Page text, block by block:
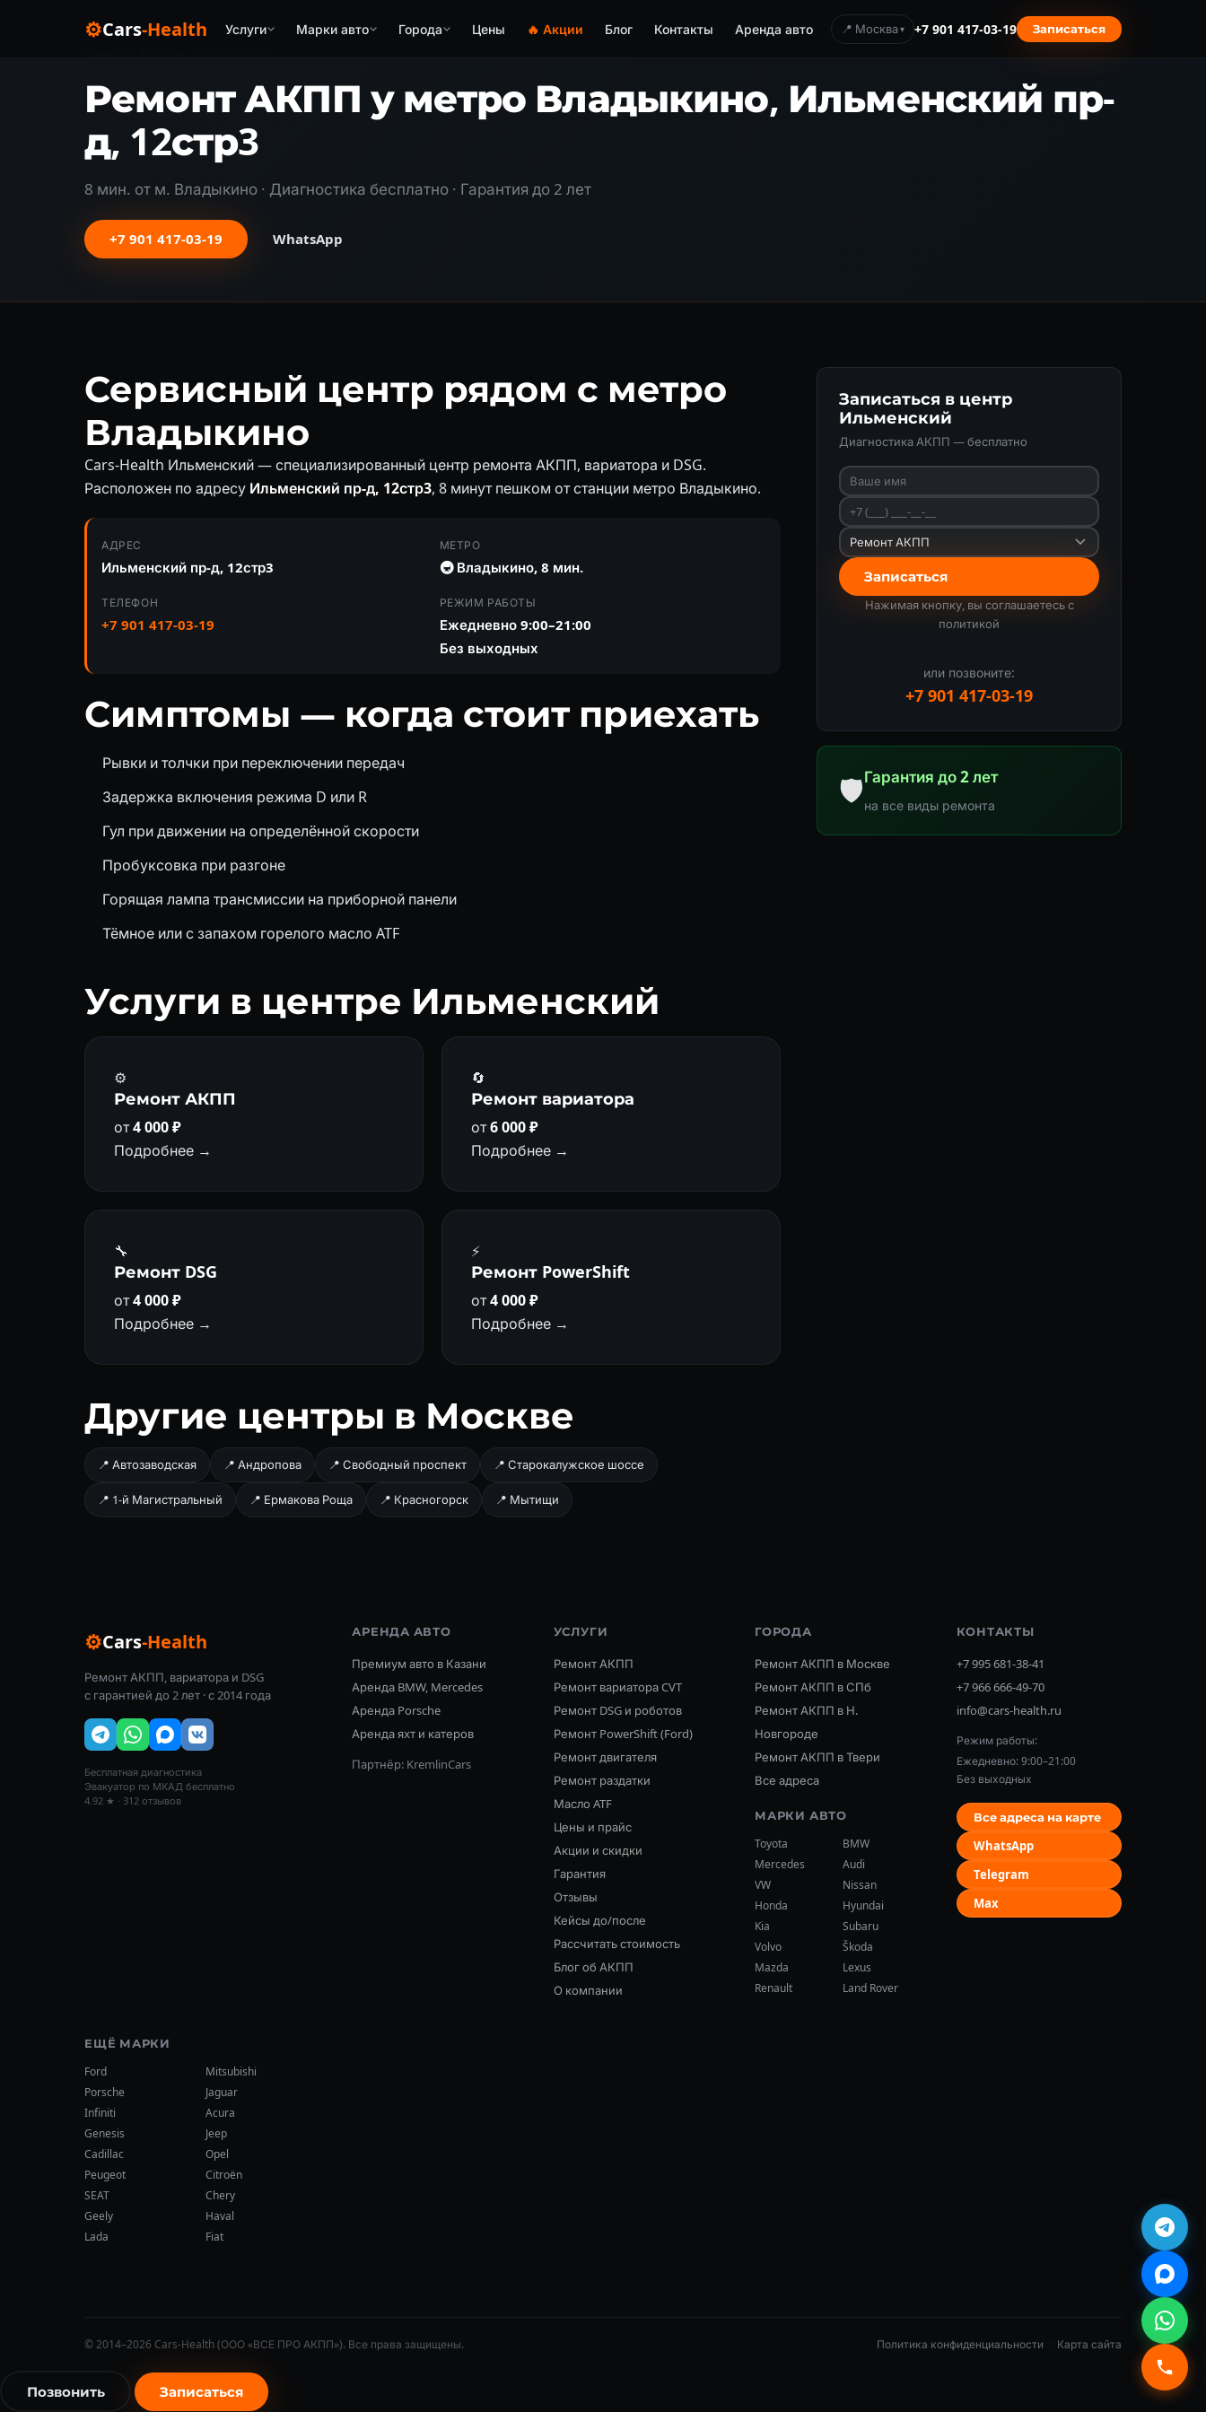
⚙Cars-Health Услуги Марки авто Города Цены 🔥 Акции Блог Контакты Аренда авто 📍 Москва +7 901 417-03-19
Записаться
Ремонт АКПП у метро Владыкино, Ильменский пр-
д, 12стр3
8 мин. от м. Владыкино · Диагностика бесплатно · Гарантия до 2 лет
+7 901 417-03-19 WhatsApp
Сервисный центр рядом с метро
Владыкино
Cars-Health Ильменский — специализированный центр ремонта АКПП, вариатора и DSG.
Расположен по адресу Ильменский пр-д, 12стр3, 8 минут пешком от станции метро Владыкино.
АДРЕС
Ильменский пр-д, 12стр3
МЕТРО
🚇 Владыкино, 8 мин.
ТЕЛЕФОН
+7 901 417-03-19
РЕЖИМ РАБОТЫ
Ежедневно 9:00–21:00
Без выходных
Симптомы — когда стоит приехать
Рывки и толчки при переключении передач
Задержка включения режима D или R
Гул при движении на определённой скорости
Пробуксовка при разгоне
Горящая лампа трансмиссии на приборной панели
Тёмное или с запахом горелого масло ATF
Услуги в центре Ильменский
⚙️
Ремонт АКПП
от4 000 ₽
Подробнее →
🔄
Ремонт вариатора
от6 000 ₽
Подробнее →
🔧
Ремонт DSG
от4 000 ₽
Подробнее →
⚡
Ремонт PowerShift
от4 000 ₽
Подробнее →
Другие центры в Москве
📍 Автозаводская 📍 Андропова 📍 Свободный проспект 📍 Старокалужское шоссе
📍 1-й Магистральный 📍 Ермакова Роща 📍 Красногорск 📍 Мытищи
Записаться в центр
Ильменский
Диагностика АКПП — бесплатно
Записаться
Нажимая кнопку, вы соглашаетесь с
политикой
или позвоните:
+7 901 417-03-19
🛡Гарантия до 2 лет
на все виды ремонта
⚙Cars-Health
Ремонт АКПП, вариатора и DSG
с гарантией до 2 лет · с 2014 года
Бесплатная диагностика
Эвакуатор по МКАД бесплатно
4.92 ★ · 312 отзывов
АРЕНДА АВТО
Премиум авто в Казани
Аренда BMW, Mercedes
Аренда Porsche
Аренда яхт и катеров
Партнёр: KremlinCars
УСЛУГИ
Ремонт АКПП
Ремонт вариатора CVT
Ремонт DSG и роботов
Ремонт PowerShift (Ford)
Ремонт двигателя
Ремонт раздатки
Масло ATF
Цены и прайс
Акции и скидки
Гарантия
Отзывы
Кейсы до/после
Рассчитать стоимость
Блог об АКПП
О компании
ГОРОДА
Ремонт АКПП в Москве
Ремонт АКПП в СПб
Ремонт АКПП в Н.
Новгороде
Ремонт АКПП в Твери
Все адреса
МАРКИ АВТО
Toyota
BMW
Mercedes
Audi
VW
Nissan
Honda
Hyundai
Kia
Subaru
Volvo
Škoda
Mazda
Lexus
Renault
Land Rover
КОНТАКТЫ
+7 995 681-38-41
+7 966 666-49-70
info@cars-health.ru
Режим работы:
Ежедневно: 9:00–21:00
Без выходных
Все адреса на карте
WhatsApp
Telegram
Max
ЕЩЁ МАРКИ
Ford
Mitsubishi
Porsche
Jaguar
Infiniti
Acura
Genesis
Jeep
Cadillac
Opel
Peugeot
Citroën
SEAT
Chery
Geely
Haval
Lada
Fiat
© 2014–2026 Cars-Health (ООО «ВСЕ ПРО АКПП»). Все права защищены. Политика конфиденциальности · Карта сайта
Позвонить Записаться